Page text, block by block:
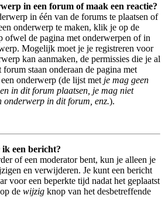
in een forum of maak een reactie?
in één van de forums te plaatsen of
onderwerp te maken, klik je op de
ofwel de pagina met onderwerpen of in
Mogelijk moet je je registreren voor
kan aanmaken, de permissies die je al
staan onderaan de pagina met
onderwerp (de lijst met je mag geen
in dit forum plaatsen, je mag niet
onderwerp in dit forum, enz.).
een bericht?
of een moderator bent, kun je alleen je
en verwijderen. Je kunt een bericht
voor een beperkte tijd nadat het geplaatst
de wijzig knop van het desbetreffende